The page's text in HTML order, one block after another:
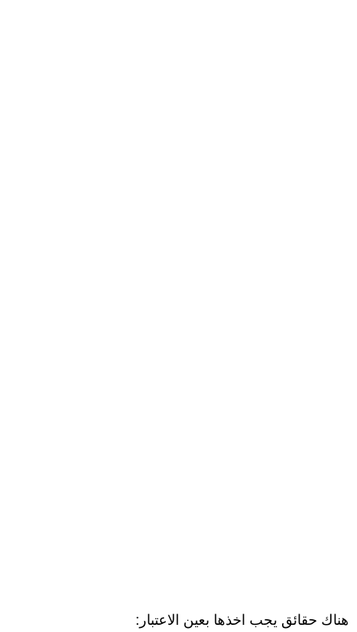
هناك حقائق يجب اخذها بعين الاعتبار: